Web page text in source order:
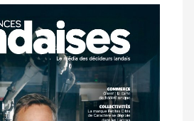
aux
abonnés